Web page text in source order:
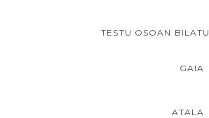
TESTU OSOAN BILATU
GAIA
ATALA